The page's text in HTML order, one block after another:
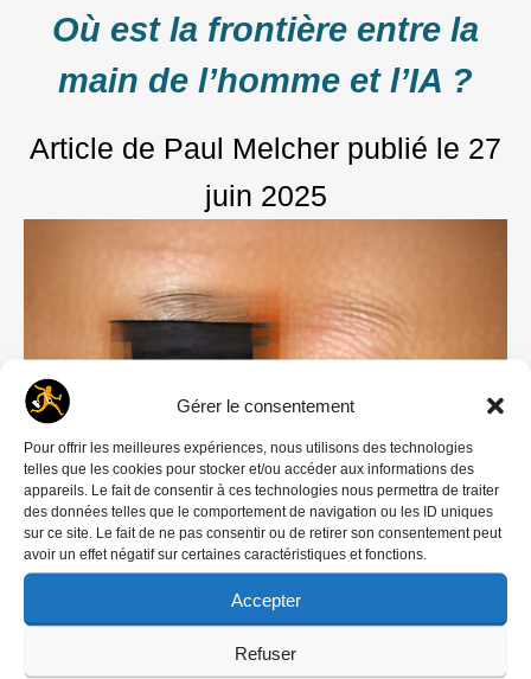
Gérer le consentement
Pour offrir les meilleures expériences, nous utilisons des technologies
telles que les cookies pour stocker et/ou accéder aux informations des
appareils. Le fait de consentir à ces technologies nous permettra de traiter
des données telles que le comportement de navigation ou les ID uniques
sur ce site. Le fait de ne pas consentir ou de retirer son consentement peut
avoir un effet négatif sur certaines caractéristiques et fonctions.
Accepter
Refuser
Où est la frontière entre la
main de l’homme et l’IA ?
Article de Paul Melcher publié le 27
juin 2025